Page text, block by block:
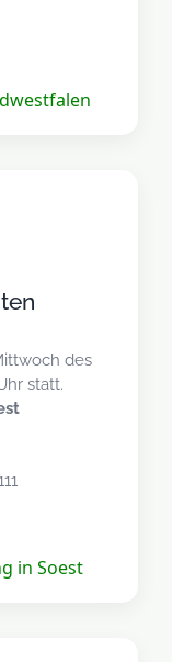
des
statt.
in Soest